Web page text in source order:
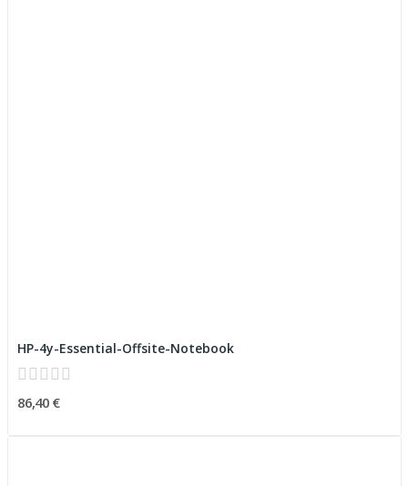
HP-4y-Essential-Offsite-Notebook
86,40 €